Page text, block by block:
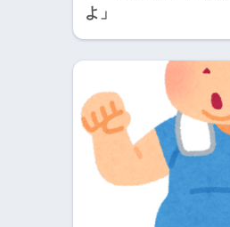
よ」